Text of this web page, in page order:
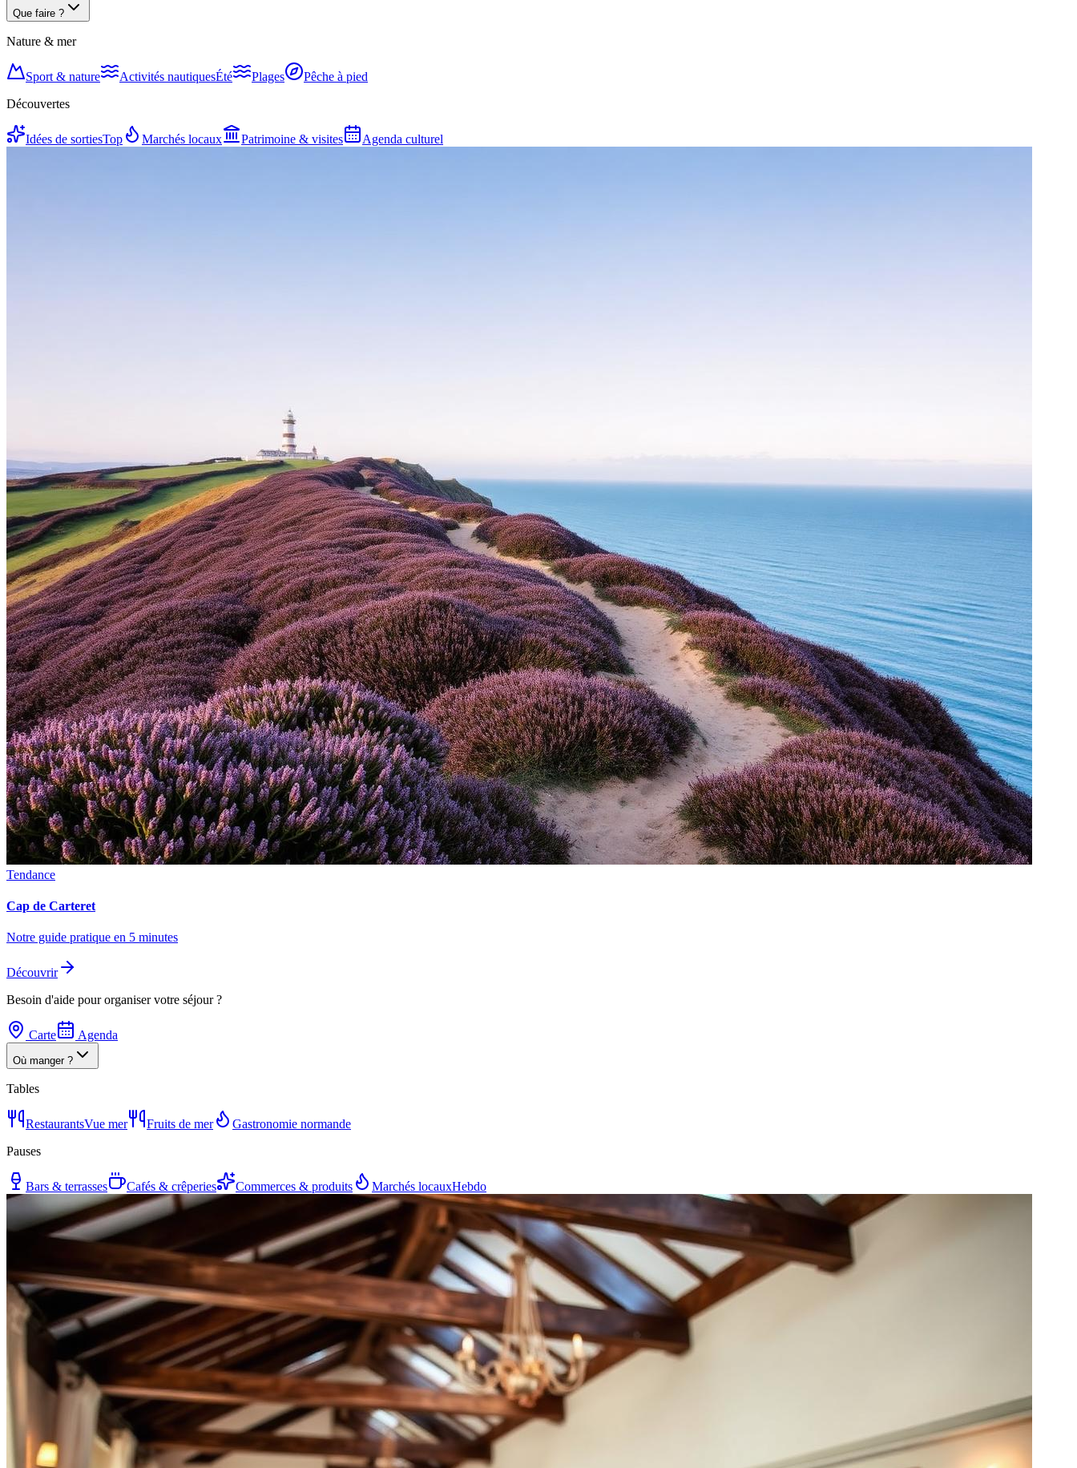
Que faire ?
Nature & mer
Sport & nature Activités nautiquesÉté Plages
Pêche à pied
Découvertes
Idées de sortiesTop Marchés locaux Patrimoine & visites Agenda culturel
Tendance
Cap de Carteret
Notre guide pratique en 5 minutes
Découvrir
Besoin d'aide pour organiser votre séjour ?
Carte Agenda
Où manger ?
Tables
RestaurantsVue mer Fruits de mer
Gastronomie normande
Pauses
Bars & terrasses Cafés & crêperies Commerces & produits Marchés locauxHebdo